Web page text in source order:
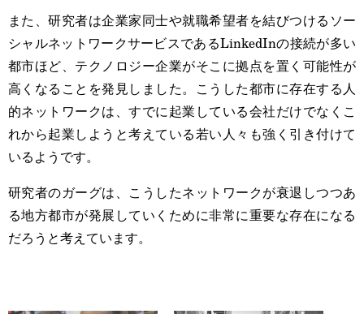
また、研究者は企業家同士や就職希望者を結びつけるソー
シャルネットワークサービスであるLinkedInの接続が多い
都市ほど、テクノロジー企業がそこに拠点を置く可能性が
高くなることを発見しました。こうした都市に存在する人
的ネットワークは、すでに起業している会社だけでなくこ
れから起業しようと考えている若い人々も強く引き付けて
いるようです。
研究者のガーグは、こうしたネットワークが衰退しつつあ
る地方都市が発展していくために非常に重要な存在になる
だろうと考えています。